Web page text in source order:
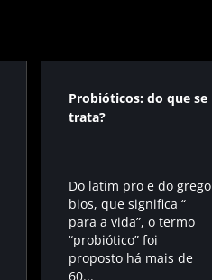
Probióticos: do que se
trata?
Do latim pro e do grego
bios, que significa “
para a vida”, o termo
“probiótico” foi
proposto há mais de
60...